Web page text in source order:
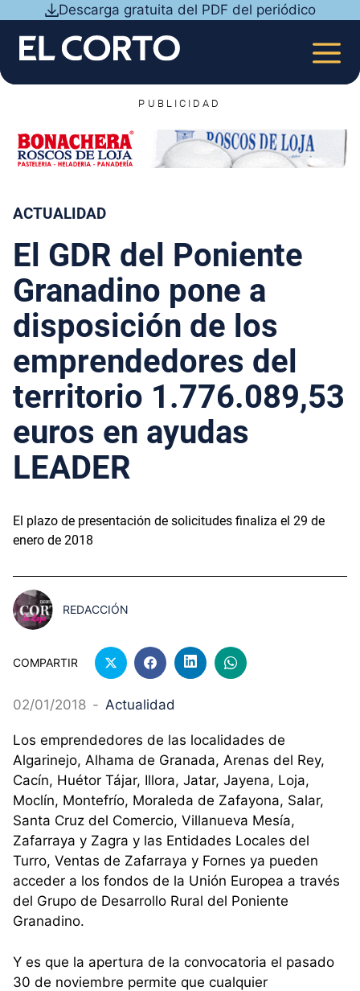
contenido
Descarga gratuita del PDF del periódico
PUBLICIDAD
ACTUALIDAD
El GDR del Poniente
Granadino pone a
disposición de los
emprendedores del
territorio 1.776.089,53
euros en ayudas
LEADER
El plazo de presentación de solicitudes finaliza el 29 de
enero de 2018
REDACCIÓN
COMPARTIR
02/01/2018 - Actualidad
Los emprendedores de las localidades de
Algarinejo, Alhama de Granada, Arenas del Rey,
Cacín, Huétor Tájar, Illora, Jatar, Jayena, Loja,
Moclín, Montefrío, Moraleda de Zafayona, Salar,
Santa Cruz del Comercio, Villanueva Mesía,
Zafarraya y Zagra y las Entidades Locales del
Turro, Ventas de Zafarraya y Fornes ya pueden
acceder a los fondos de la Unión Europea a través
del Grupo de Desarrollo Rural del Poniente
Granadino.
Y es que la apertura de la convocatoria el pasado
30 de noviembre permite que cualquier